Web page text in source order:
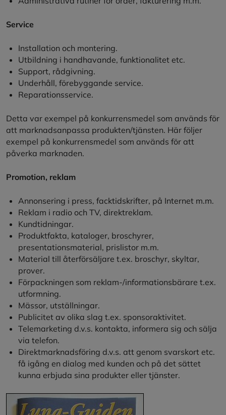
Service
Installation och montering.
Utbildning i handhavande, funktionalitet etc.
Support, rådgivning.
Underhåll, förebyggande service.
Reparationsservice.
Detta var exempel på konkurrensmedel som används för
att marknadsanpassa produkten/tjänsten. Här följer
exempel på konkurrensmedel som används för att
påverka marknaden.
Promotion, reklam
Annonsering i press, facktidskrifter, på Internet m.m.
Reklam i radio och TV, direktreklam.
Kundtidningar.
Produktfakta, kataloger, broschyrer,
presentationsmaterial, prislistor m.m.
Material till återförsäljare t.ex. broschyr, skyltar,
prover.
Förpackningen som reklam-/informationsbärare t.ex.
utformning.
Mässor, utställningar.
Publicitet av olika slag t.ex. sponsoraktivitet.
Telemarketing d.v.s. kontakta, informera sig och sälja
via telefon.
Direktmarknadsföring d.v.s. att genom svarskort etc.
få igång en dialog med kunden och på det sättet
kunna erbjuda sina produkter eller tjänster.